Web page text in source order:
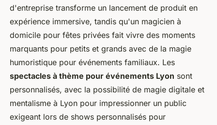
d'entreprise transforme un lancement de produit en
expérience immersive, tandis qu'un magicien à
domicile pour fêtes privées fait vivre des moments
marquants pour petits et grands avec de la magie
humoristique pour événements familiaux. Les
spectacles à thème pour événements Lyon sont
personnalisés, avec la possibilité de magie digitale et
mentalisme à Lyon pour impressionner un public
exigeant lors de shows personnalisés pour